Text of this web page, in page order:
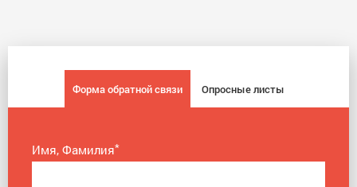
Форма обратной связи Опросные листы
Имя, Фамилия*